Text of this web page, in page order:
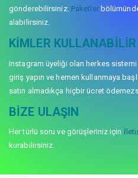
gönderebilirsiniz. Paketler
alabilirsiniz.
KIMLER KULLANABILIR
Instagram üyeliği olan herkes sistemi
giriş yapın ve hemen kullanmaya
satın almadıkça hiçbir ücret
BIZE ULAŞIN
Her türlü soru ve görüşleriniz için
kurabilirsiniz.